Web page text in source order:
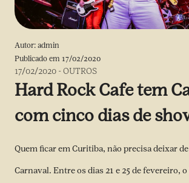
Autor: admin
Publicado em 17/02/2020
17/02/2020 -OUTROS
Hard Rock Cafe tem
com cinco dias de
Quem ficar em Curitiba, não precisa deixar
Carnaval. Entre os dias 21 e 25 de fevereiro,